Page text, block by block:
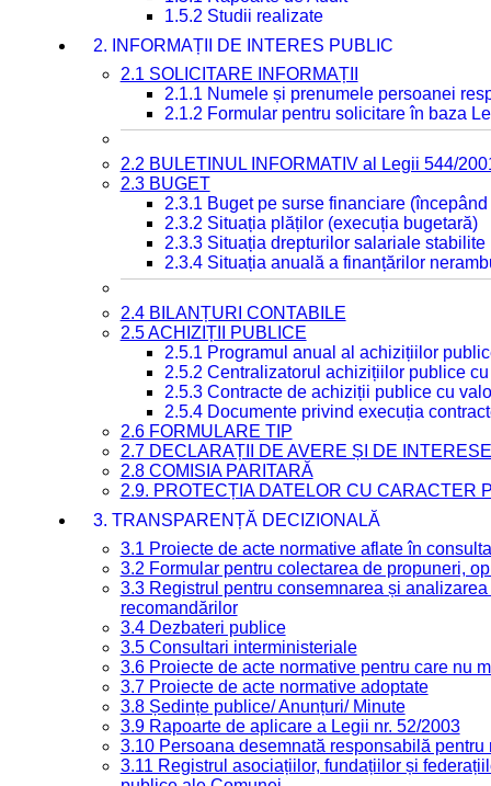
1.5.2 Studii realizate
2. INFORMAȚII DE INTERES PUBLIC
2.1 SOLICITARE INFORMAȚII
2.1.1 Numele și prenumele persoanei
2.1.2 Formular pentru solicitare în baza
2.2 BULETINUL INFORMATIV al Legii 544/
2.3 BUGET
2.3.1 Buget pe surse financiare
2.3.2 Situația plăților (execuția bugetară)
2.3.3 Situația drepturilor salariale
2.3.4 Situația anuală a finanțărilor
2.4 BILANȚURI CONTABILE
2.5 ACHIZIȚII PUBLICE
2.5.1 Programul anual al achizițiilor
2.5.2 Centralizatorul achizițiilor publice
2.5.3 Contracte de achiziții publice cu
2.5.4 Documente privind execuția
2.6 FORMULARE TIP
2.7 DECLARAȚII DE AVERE ȘI DE INTERESE
2.8 COMISIA PARITARĂ
2.9. PROTECȚIA DATELOR CU CARACTER
3. TRANSPARENȚĂ DECIZIONALĂ
3.1 Proiecte de acte normative aflate în
3.2 Formular pentru colectarea de propuneri,
3.3 Registrul pentru consemnarea și
recomandărilor
3.4 Dezbateri publice
3.5 Consultari interministeriale
3.6 Proiecte de acte normative pentru care nu
3.7 Proiecte de acte normative adoptate
3.8 Ședințe publice/ Anunțuri/ Minute
3.9 Rapoarte de aplicare a Legii nr. 52/2003
3.10 Persoana desemnată responsabilă
3.11 Registrul asociațiilor, fundațiilor și